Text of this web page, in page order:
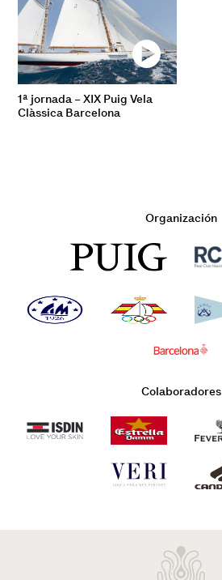
1ª jornada – XIX Puig Vela
Clàssica Barcelona
Organización
Colaboradores